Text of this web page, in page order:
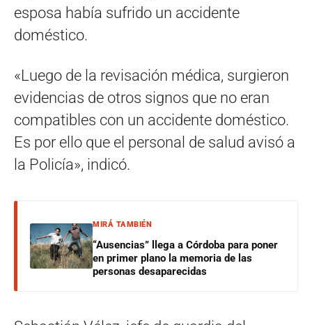
esposa había sufrido un accidente
doméstico.
«Luego de la revisación médica, surgieron
evidencias de otros signos que no eran
compatibles con un accidente doméstico.
Es por ello que el personal de salud avisó a
la Policía», indicó.
MIRÁ TAMBIÉN
“Ausencias” llega a Córdoba para poner
en primer plano la memoria de las
personas desaparecidas